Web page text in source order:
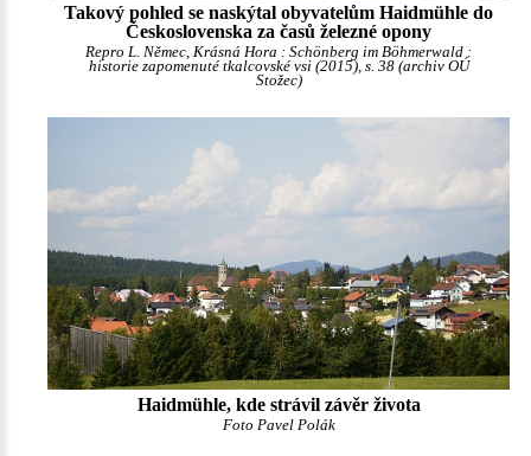
Takový pohled se naskýtal obyvatelům Haidmühle do
Československa za časů železné opony
Repro L. Němec, Krásná Hora : Schönberg im Böhmerwald :
historie zapomenuté tkalcovské vsi (2015), s. 38 (archiv OÚ
Stožec)
Haidmühle, kde strávil závěr života
Foto Pavel Polák